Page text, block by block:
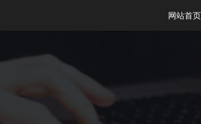
网站首页